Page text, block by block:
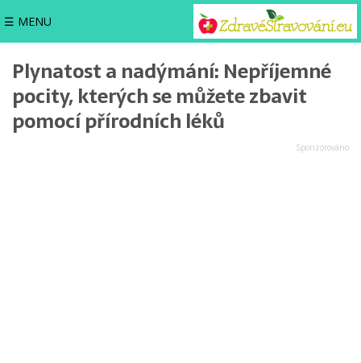
☰ MENU
Plynatost a nadýmání: Nepříjemné
pocity, kterých se můžete zbavit
pomocí přírodních léků